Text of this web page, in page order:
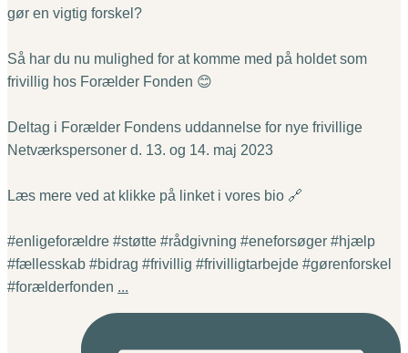
gør en vigtig forskel?
Så har du nu mulighed for at komme med på holdet som
frivillig hos Forælder Fonden 😊
Deltag i Forælder Fondens uddannelse for nye frivillige
Netværkspersoner d. 13. og 14. maj 2023
Læs mere ved at klikke på linket i vores bio 🔗
#enligeforældre #støtte #rådgivning #eneforsøger #hjælp
#fællesskab #bidrag #frivillig #frivilligtarbejde #gørenforskel
#forælderfonden ...